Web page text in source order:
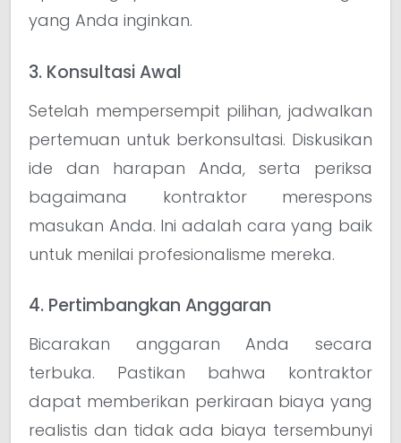
yang Anda inginkan.
3. Konsultasi Awal
Setelah mempersempit pilihan, jadwalkan
pertemuan untuk berkonsultasi. Diskusikan
ide dan harapan Anda, serta periksa
bagaimana kontraktor merespons
masukan Anda. Ini adalah cara yang baik
untuk menilai profesionalisme mereka.
4. Pertimbangkan Anggaran
Bicarakan anggaran Anda secara
terbuka. Pastikan bahwa kontraktor
dapat memberikan perkiraan biaya yang
realistis dan tidak ada biaya tersembunyi